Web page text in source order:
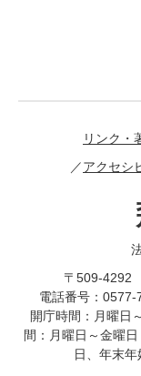
リンク・
アクセシ
〒509-4292
電話番号：
開庁時間：月曜
間：月曜日～金曜
日、年末年